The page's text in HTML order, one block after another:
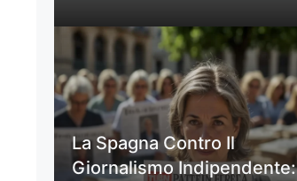
La Spagna Contro Il
Giornalismo Indipendente: